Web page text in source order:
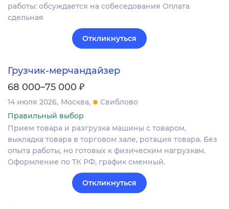
работы: обсуждается на собеседования Оплата
сдельная
Откликнуться
Грузчик-мерчандайзер
68 000–75 000 ₽
14 июля 2026 Москва
Свиблово
Правильный выбор
Прием товара и разгрузка машины с товаром,
выкладка товара в торговом зале, ротация товара. Без
опыта работы, но готовых к физическим нагрузкам.
Оформление по ТК РФ, график сменный.
Откликнуться